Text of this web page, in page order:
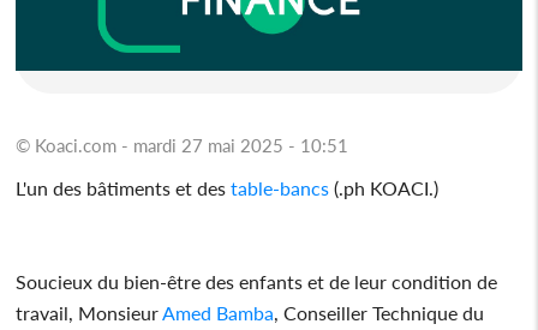
© Koaci.com - mardi 27 mai 2025 - 10:51
L'un des bâtiments et des table-bancs (.ph KOACI.)
Soucieux du bien-être des enfants et de leur condition de
travail, Monsieur Amed Bamba , Conseiller Technique du